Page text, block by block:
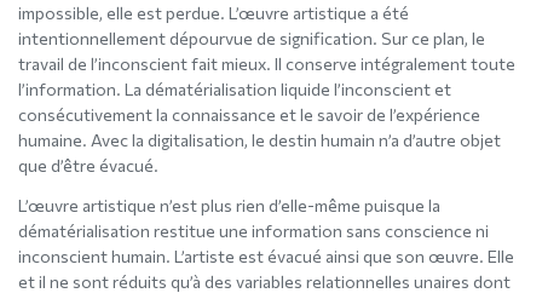
impossible, elle est perdue. L’œuvre artistique a été
intentionnellement dépourvue de signification. Sur ce plan, le
travail de l’inconscient fait mieux. Il conserve intégralement toute
l’information. La dématérialisation liquide l’inconscient et
consécutivement la connaissance et le savoir de l’expérience
humaine. Avec la digitalisation, le destin humain n’a d’autre objet
que d’être évacué.
L’œuvre artistique n’est plus rien d’elle-même puisque la
dématérialisation restitue une information sans conscience ni
inconscient humain. L’artiste est évacué ainsi que son œuvre. Elle
et il ne sont réduits qu’à des variables relationnelles unaires dont